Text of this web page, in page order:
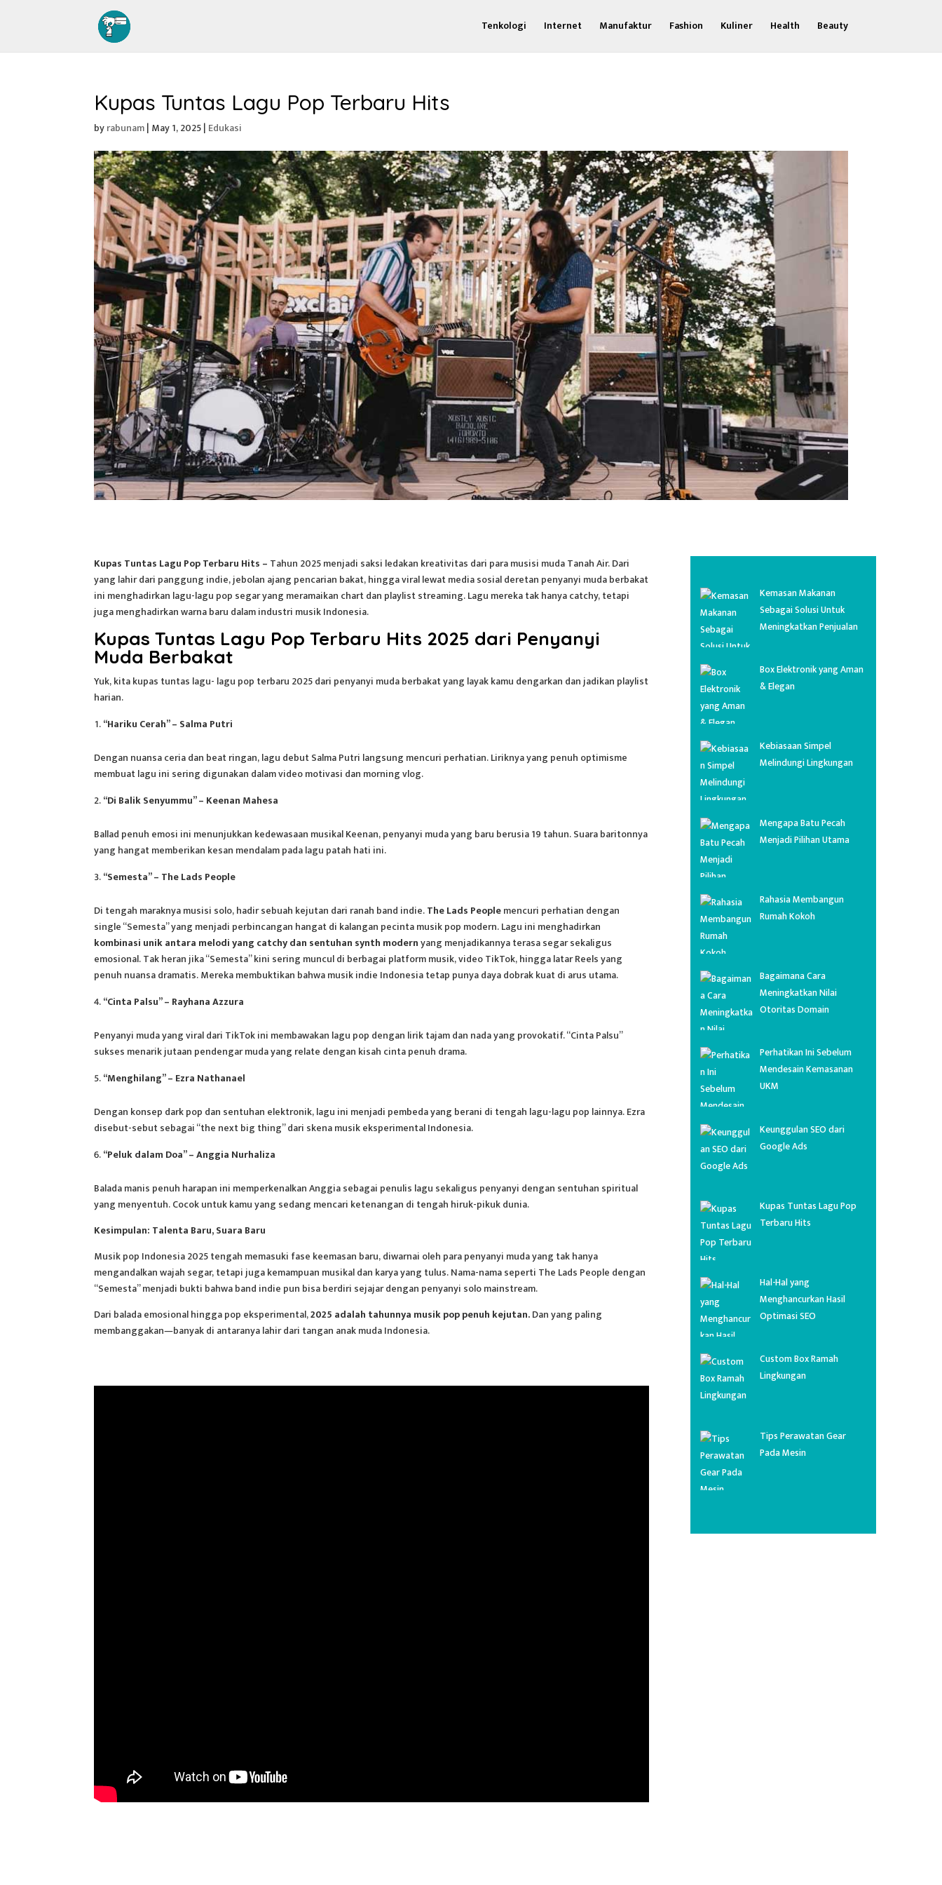
Tenkologi Internet Manufaktur Fashion Kuliner Health Beauty
Kupas Tuntas Lagu Pop Terbaru Hits
byrabunam| May 1, 2025| Edukasi
Kupas Tuntas Lagu Pop Terbaru Hits – Tahun 2025 menjadi saksi ledakan kreativitas dari para musisi muda Tanah Air. Dari
yang lahir dari panggung indie, jebolan ajang pencarian bakat, hingga viral lewat media sosial deretan penyanyi muda berbakat
ini menghadirkan lagu-lagu pop segar yang meramaikan chart dan playlist streaming. Lagu mereka tak hanya catchy, tetapi
juga menghadirkan warna baru dalam industri musik Indonesia.
Kupas Tuntas Lagu Pop Terbaru Hits 2025 dari Penyanyi
Muda Berbakat
Yuk, kita kupas tuntas lagu- lagu pop terbaru 2025dari penyanyi muda berbakat yang layak kamu dengarkan dan jadikan playlist
harian.
“Hariku Cerah” – Salma Putri
Dengan nuansa ceria dan beat ringan, lagu debut Salma Putri langsung mencuri perhatian. Liriknya yang penuh optimisme
membuat lagu ini sering digunakan dalam video motivasi dan morning vlog.
“Di Balik Senyummu” – Keenan Mahesa
Ballad penuh emosi ini menunjukkan kedewasaan musikal Keenan, penyanyi muda yang baru berusia 19 tahun. Suara baritonnya
yang hangat memberikan kesan mendalam pada lagu patah hati ini.
“Semesta” – The Lads People
Di tengah maraknya musisi solo, hadir sebuah kejutan dari ranah band indie.The Lads Peoplemencuri perhatian dengan
single “Semesta” yang menjadi perbincangan hangat di kalangan pecinta musik pop modern.Lagu ini menghadirkan
kombinasi unik antara melodi yang catchy dan sentuhan synth modernyang menjadikannya terasa segar sekaligus
emosional. Tak heran jika “Semesta” kini sering muncul di berbagai platform musik, video TikTok, hingga latar Reels yang
penuh nuansa dramatis. Mereka membuktikan bahwa musik indie Indonesia tetap punya daya dobrak kuat di arus utama.
“Cinta Palsu” – Rayhana Azzura
Penyanyi muda yang viral dari TikTok ini membawakan lagu pop dengan lirik tajam dan nada yang provokatif. “Cinta Palsu”
sukses menarik jutaan pendengar muda yang relate dengan kisah cinta penuh drama.
“Menghilang” – Ezra Nathanael
Dengan konsep dark pop dan sentuhan elektronik, lagu ini menjadi pembeda yang berani di tengah lagu-lagu pop lainnya. Ezra
disebut-sebut sebagai “the next big thing” dari skenamusikeksperimental Indonesia.
“Peluk dalam Doa” – Anggia Nurhaliza
Balada manis penuh harapan ini memperkenalkan Anggia sebagai penulis lagu sekaligus penyanyi dengan sentuhan spiritual
yang menyentuh. Cocok untuk kamu yang sedang mencari ketenangan di tengah hiruk-pikuk dunia.
Kesimpulan: Talenta Baru, Suara Baru
Musik pop Indonesia 2025 tengah memasuki fase keemasan baru, diwarnai oleh para penyanyi muda yang tak hanya
mengandalkan wajah segar, tetapi juga kemampuan musikal dan karya yang tulus. Nama-nama seperti The Lads People dengan
“Semesta” menjadi bukti bahwa band indie pun bisa berdiri sejajar dengan penyanyi solo mainstream.
Dari balada emosional hingga pop eksperimental,2025 adalah tahunnya musik pop penuh kejutan.Dan yang paling
membanggakan—banyak di antaranya lahir dari tangan anak muda Indonesia.
Kemasan Makanan
Sebagai Solusi Untuk
Meningkatkan Penjualan
Box Elektronik yang Aman
& Elegan
Kebiasaan Simpel
Melindungi Lingkungan
Mengapa Batu Pecah
Menjadi Pilihan Utama
Rahasia Membangun
Rumah Kokoh
Bagaimana Cara
Meningkatkan Nilai
Otoritas Domain
Perhatikan Ini Sebelum
Mendesain Kemasanan
UKM
Keunggulan SEO dari
Google Ads
Kupas Tuntas Lagu Pop
Terbaru Hits
Hal-Hal yang
Menghancurkan Hasil
Optimasi SEO
Custom Box Ramah
Lingkungan
Tips Perawatan Gear
Pada Mesin